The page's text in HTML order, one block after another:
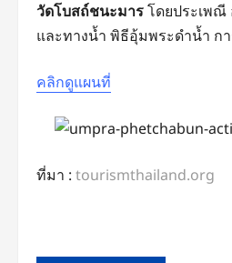
วัดโบสถ์ชนะมารโดยประเพ
และทางน้ำ พิธีอุ้มพระดำน้ำ ก
คลิกดูแผนที่
ที่มา : tourismthailand.org